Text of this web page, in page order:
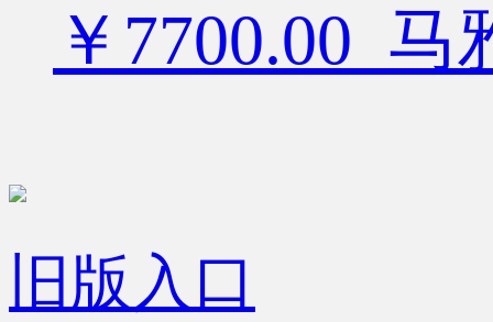
￥7700.00 马
旧版入口